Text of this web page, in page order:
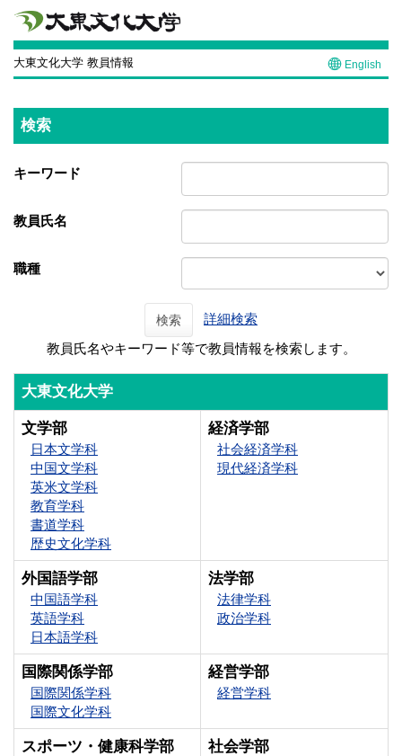
大東文化大学 教員情報 English
検索
キーワード
教員氏名
職種
検索
詳細検索
教員氏名やキーワード等で教員情報を検索します。
大東文化大学
文学部
日本文学科
中国文学科
英米文学科
教育学科
書道学科
歴史文化学科
経済学部
社会経済学科
現代経済学科
外国語学部
中国語学科
英語学科
日本語学科
法学部
法律学科
政治学科
国際関係学部
国際関係学科
国際文化学科
経営学部
経営学科
スポーツ・健康科学部 社会学部